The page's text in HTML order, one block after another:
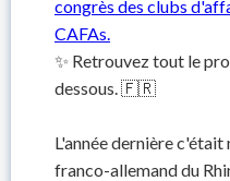
congrès des clubs
CAFAs.
✨ Retrouvez tout le
dessous. 🇫🇷
L'année dernière
franco-allemand du